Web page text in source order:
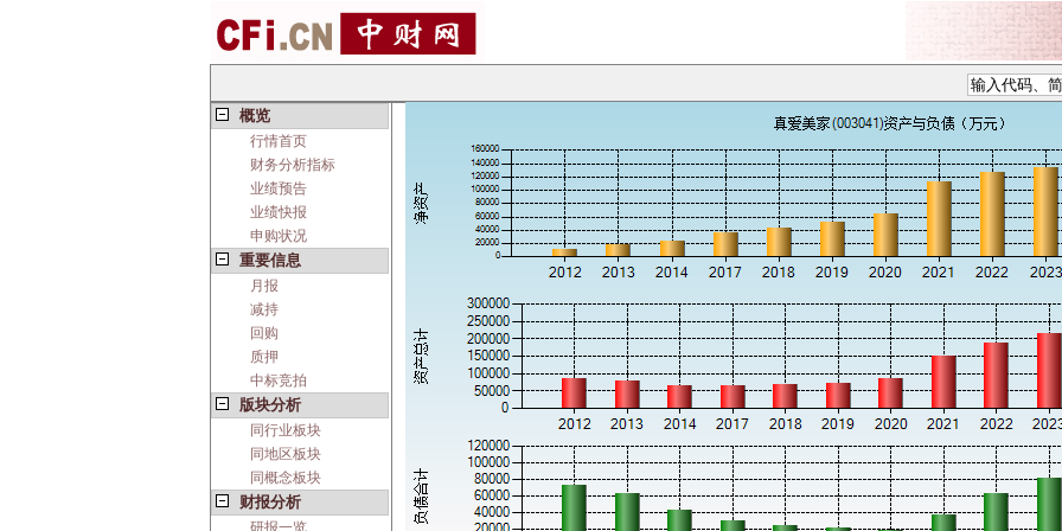
概览
行情首页
财务分析指标
业绩预告
业绩快报
申购状况
重要信息
月报
减持
回购
质押
中标竞拍
版块分析
同行业板块
同地区板块
同概念板块
财报分析
研报一览